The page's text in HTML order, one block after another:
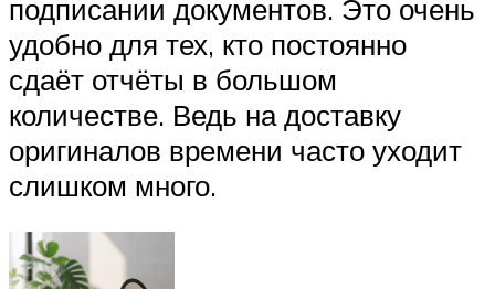
подписании документов. Это очень
удобно для тех, кто постоянно
сдаёт отчёты в большом
количестве. Ведь на доставку
оригиналов времени часто уходит
слишком много.